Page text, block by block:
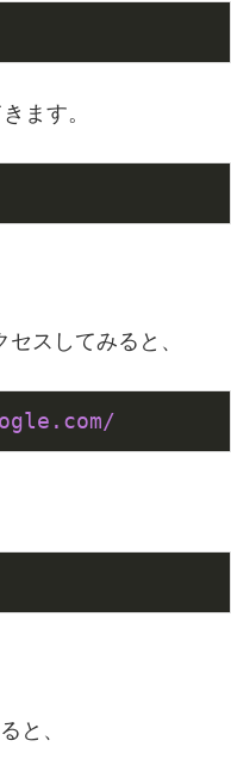
ます。
スしてみると、
と、